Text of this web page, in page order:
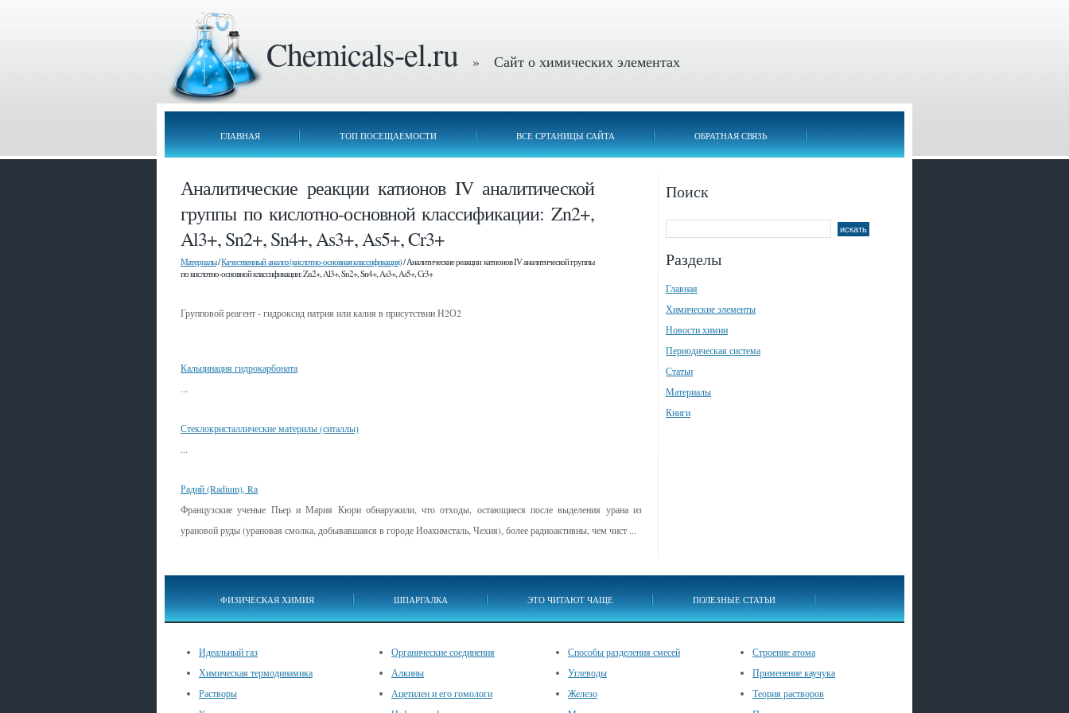
Chemicals-el.ru » Сайт о химических элементах
ГЛАВНАЯ ТОП ПОСЕЩАЕМОСТИ ВСЕ СРТАНИЦЫ САЙТА ОБРАТНАЯ СВЯЗЬ
Аналитические реакции катионов IV аналитической
группы по кислотно-основной классификации: Zn2+,
Al3+, Sn2+, Sn4+, As3+, As5+, Cr3+
Материалы/Качественный анализ (кислотно-основная классификация)/ Аналитические реакции катионов IV аналитической группы
по кислотно-основной классификации: Zn2+, Al3+, Sn2+, Sn4+, As3+, As5+, Cr3+
Групповой реагент - гидроксид натрия или калия в присутствии Н2О2
Кальцинация гидрокарбоната
...
Стеклокристаллические материлы (ситаллы)
...
Радий (Radium), Ra
Французские ученые Пьер и Мария Кюри обнаружили, что отходы, остающиеся после выделения урана из
урановой руды (урановая смолка, добывавшаяся в городе Иоахимсталь, Чехия), более радиоактивны, чем чист ...
Поиск
Разделы
Главная
Химические элементы
Новости химии
Периодическая система
Статьи
Материалы
Книги
ФИЗИЧЕСКАЯ ХИМИЯ ШПАРГАЛКА ЭТО ЧИТАЮТ ЧАЩЕ ПОЛЕЗНЫЕ СТАТЬИ
Идеальный газ
Химическая термодинамика
Растворы
Органические соединения
Алкины
Ацетилен и его гомологи
Способы разделения смесей
Углеводы
Железо
Строение атома
Применение каучука
Теория растворов